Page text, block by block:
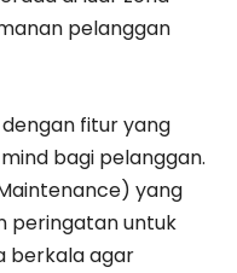
pelanggan
dengan fitur yang
bagi pelanggan.
yang
peringatan untuk
berkala agar